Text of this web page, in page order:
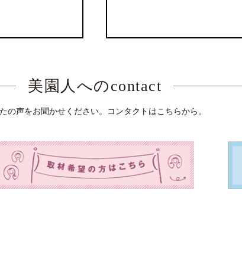
美園人へのcontact
の声をお聞かせください。コンタクトはこちらから。